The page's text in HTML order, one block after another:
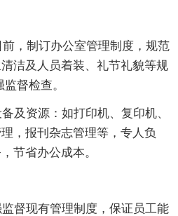
，制订办公室管理制度，规范
洁及人员着装、礼节礼貌等规
督检查。
及资源：如打印机、复印机、
，报刊杂志管理等，专人负
节省办公成本。
督现有管理制度，保证员工能